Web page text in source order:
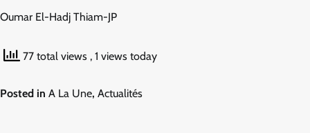
Oumar El-Hadj Thiam-JP
77 total views , 1 views today
Posted in A La Une, Actualités